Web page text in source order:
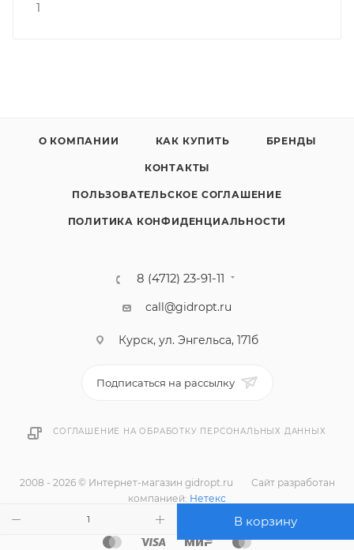
В корзину
1
О КОМПАНИИ КАК КУПИТЬ БРЕНДЫ
КОНТАКТЫ
ПОЛЬЗОВАТЕЛЬСКОЕ СОГЛАШЕНИЕ
ПОЛИТИКА КОНФИДЕНЦИАЛЬНОСТИ
8 (4712) 23-91-11
call@gidropt.ru
Курск, ул. Энгельса, 171б
Подписаться на рассылку
СОГЛАШЕНИЕ НА ОБРАБОТКУ ПЕРСОНАЛЬНЫХ ДАННЫХ
2008 - 2026 © Интернет-магазин gidropt.ru
Сайт разработан
компанией: Нетекс